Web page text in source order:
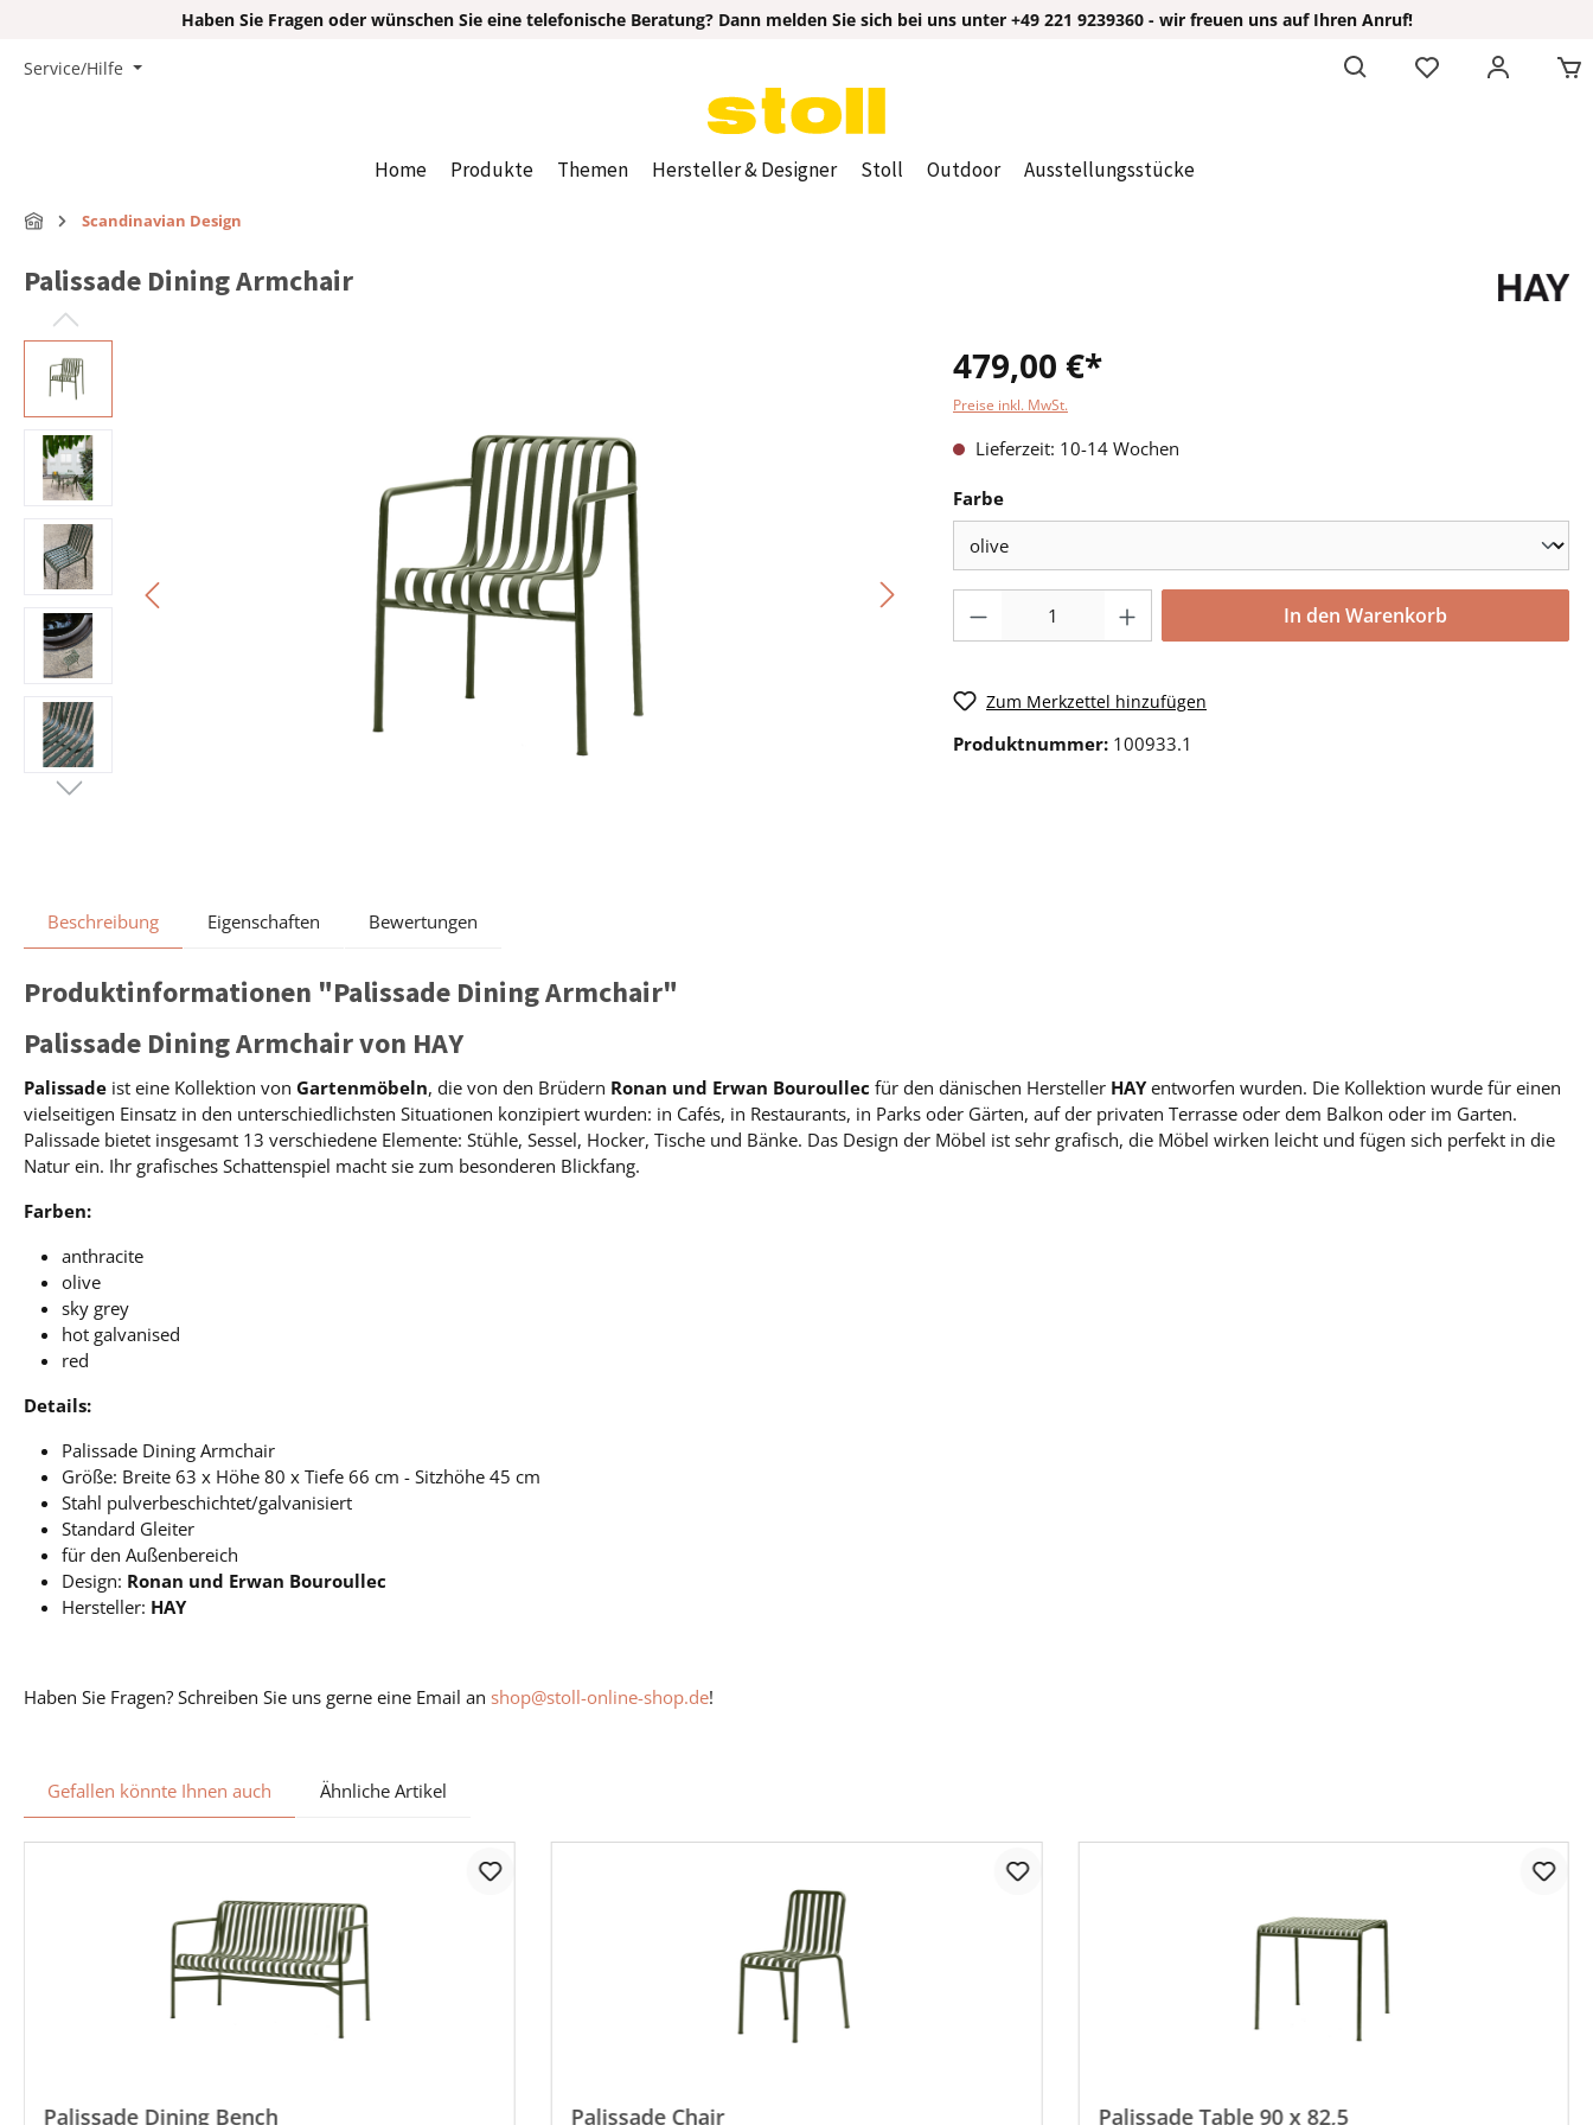
Haben Sie Fragen oder wünschen Sie eine telefonische Beratung? Dann melden Sie sich bei uns unter +49 221 9239360 - wir freuen uns auf Ihren Anruf!
Service/Hilfe
Home Produkte Themen Hersteller & Designer Stoll Outdoor Ausstellungsstücke
Scandinavian Design
Palissade Dining Armchair
479,00 €*
Preise inkl. MwSt.
Lieferzeit: 10-14 Wochen
Farbe
In den Warenkorb
Zum Merkzettel hinzufügen
Produktnummer: 100933.1
Beschreibung Eigenschaften Bewertungen
Produktinformationen "Palissade Dining Armchair"
Palissade Dining Armchair von HAY
Palissade ist eine Kollektion von Gartenmöbeln, die von den Brüdern Ronan und Erwan Bouroullec für den dänischen Hersteller HAYentworfen wurden. Die Kollektion wurde für einen
vielseitigen Einsatz in den unterschiedlichsten Situationen konzipiert wurden: in Cafés, in Restaurants, in Parks oder Gärten, auf der privaten Terrasse oder dem Balkon oder im Garten.
Palissade bietet insgesamt 13 verschiedene Elemente: Stühle, Sessel, Hocker, Tische und Bänke. Das Design der Möbel ist sehr grafisch, die Möbel wirken leicht und fügen sich perfekt in die
Natur ein. Ihr grafisches Schattenspiel macht sie zum besonderen Blickfang.
Farben:
anthracite
olive
sky grey
hot galvanised
red
Details:
Palissade Dining Armchair
Größe: Breite 63 x Höhe 80 x Tiefe 66 cm - Sitzhöhe 45 cm
Stahl pulverbeschichtet/galvanisiert
Standard Gleiter
für den Außenbereich
Design: Ronan und Erwan Bouroullec
Hersteller: HAY
Haben Sie Fragen? Schreiben Sie uns gerne eine Email an shop@stoll-online-shop.de!
Gefallen könnte Ihnen auch Ähnliche Artikel
Palissade Dining Bench Palissade Chair Palissade Table 90 x 82,5